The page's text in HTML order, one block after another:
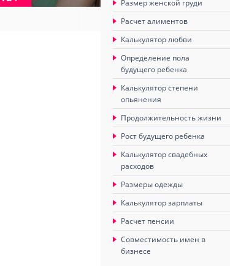
Размер женской груди
Расчет алиментов
Калькулятор любви
Определение пола
будущего ребенка
Калькулятор степени
опьянения
Продолжительность жизни
Рост будущего ребенка
Калькулятор свадебных
расходов
Размеры одежды
Калькулятор зарплаты
Расчет пенсии
Совместимость имен в
бизнесе